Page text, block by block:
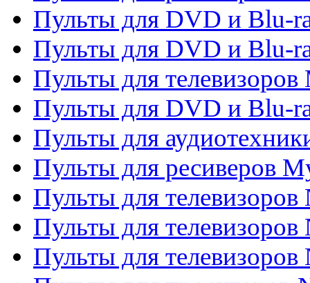
Пульты для DVD и Blu-
Пульты для DVD и Blu-
Пульты для телевизоров
Пульты для DVD и Blu-
Пульты для
Пульты для ресиверов
Пульты для телевизоров
Пульты для телевизоров
Пульты для телевизоров